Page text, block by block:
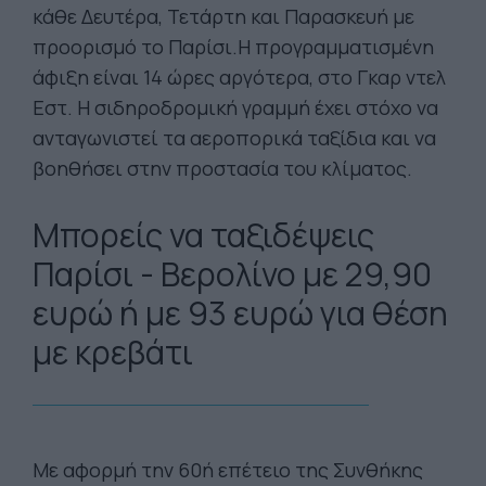
κάθε Δευτέρα, Τετάρτη και Παρασκευή με
προορισμό το Παρίσι.Η προγραμματισμένη
άφιξη είναι 14 ώρες αργότερα, στο Γκαρ ντελ
Εστ. Η σιδηροδρομική γραμμή έχει στόχο να
ανταγωνιστεί τα αεροπορικά ταξίδια και να
βοηθήσει στην προστασία του κλίματος.
Μπορείς να ταξιδέψεις
Παρίσι - Βερολίνο με 29,90
ευρώ ή με 93 ευρώ για θέση
με κρεβάτι
Με αφορμή την 60ή επέτειο της Συνθήκης